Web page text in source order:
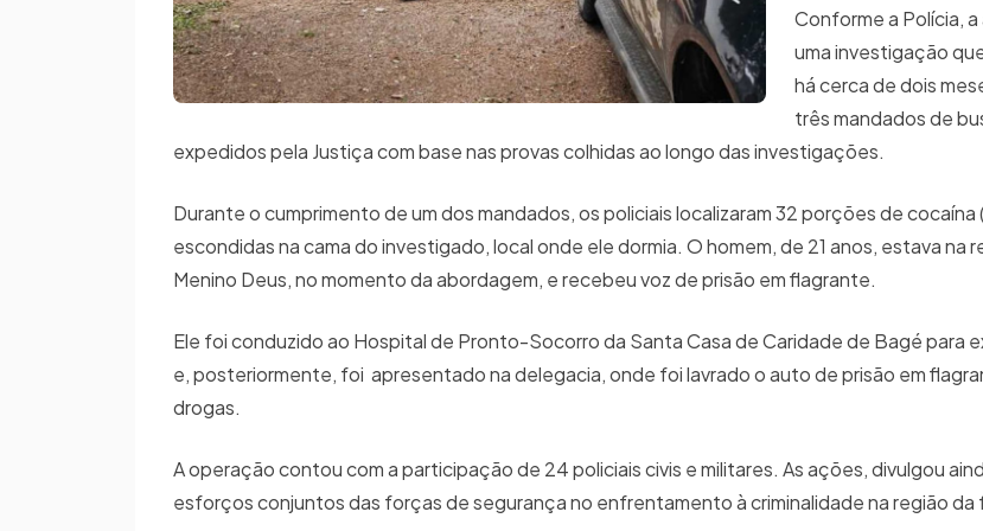
Conforme a Polícia,
uma investigação
há cerca de dois
três mandados de
expedidos pela Justiça com base nas provas colhidas ao longo das investigações.
Durante o cumprimento de um dos mandados, os policiais localizaram 32 porções de cocaína
escondidas na cama do investigado, local onde ele dormia. O homem, de 21 anos, estava na
Menino Deus, no momento da abordagem, e recebeu voz de prisão em flagrante.
Ele foi conduzido ao Hospital de Pronto-Socorro da Santa Casa de Caridade de Bagé para
e, posteriormente, foi apresentado na delegacia, onde foi lavrado o auto de prisão em
drogas.
A operação contou com a participação de 24 policiais civis e militares. As ações, divulgou
esforços conjuntos das forças de segurança no enfrentamento à criminalidade na região da